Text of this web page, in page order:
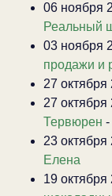
06 ноября
Реальный
03 ноября
продажи и
27 октября
27 октября
Тервюрен -
23 октября
Елена
19 октября